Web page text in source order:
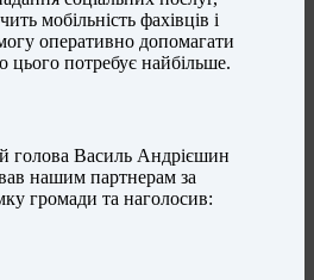
мобільність фахівців і
оперативно допомагати
цього потребує найбільше.
голова Василь Андрієшин
нашим партнерам за
громади та наголосив: